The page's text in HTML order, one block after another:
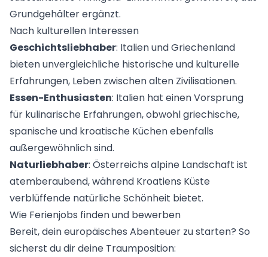
Grundgehälter ergänzt.
Nach kulturellen Interessen
Geschichtsliebhaber: Italien und Griechenland
bieten unvergleichliche historische und kulturelle
Erfahrungen, Leben zwischen alten Zivilisationen.
Essen-Enthusiasten: Italien hat einen Vorsprung
für kulinarische Erfahrungen, obwohl griechische,
spanische und kroatische Küchen ebenfalls
außergewöhnlich sind.
Naturliebhaber: Österreichs alpine Landschaft ist
atemberaubend, während Kroatiens Küste
verblüffende natürliche Schönheit bietet.
Wie Ferienjobs finden und bewerben
Bereit, dein europäisches Abenteuer zu starten? So
sicherst du dir deine Traumposition: